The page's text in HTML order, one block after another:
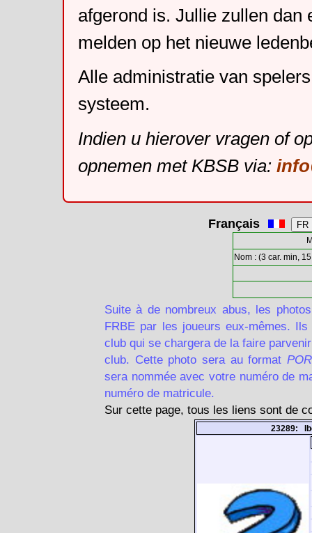
afgerond is. Jullie zullen dan
melden op het nieuwe
Alle administratie van
systeem.
Indien u hierover vragen of
opnemen met KBSB via:
Français
Nom : (3 car. min,
Suite à de nombreux abus, les
FRBE par les joueurs eux-mêmes.
club qui se chargera de la faire
club. Cette photo sera au format
sera nommée avec votre numéro de
numéro de matricule.
Sur cette page, tous les liens sont de
23289: